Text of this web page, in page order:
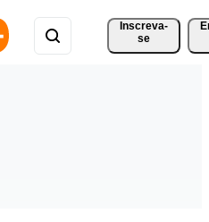
Inscreva-
se